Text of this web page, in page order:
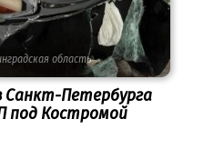
область
Санкт-Петербурга
под Костромой